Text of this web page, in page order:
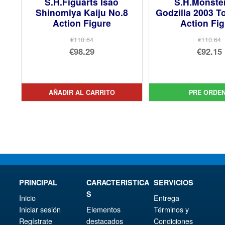
Shinomiya Kaiju No.8
Action Figure
€110.64
El
era:
€110.64.
€98.29
actual
es:
AÑADIR AL CARRITO
Godzilla 2003
Action
€110.64
El
era:
€92.15
es:
PRE
PRINCIPAL
Inicio
Iniciar sesión
Regístrate
CARACTERISTICA
S
Elementos
destacados
SERVICIOS
Entrega
Términos y
Condiciones